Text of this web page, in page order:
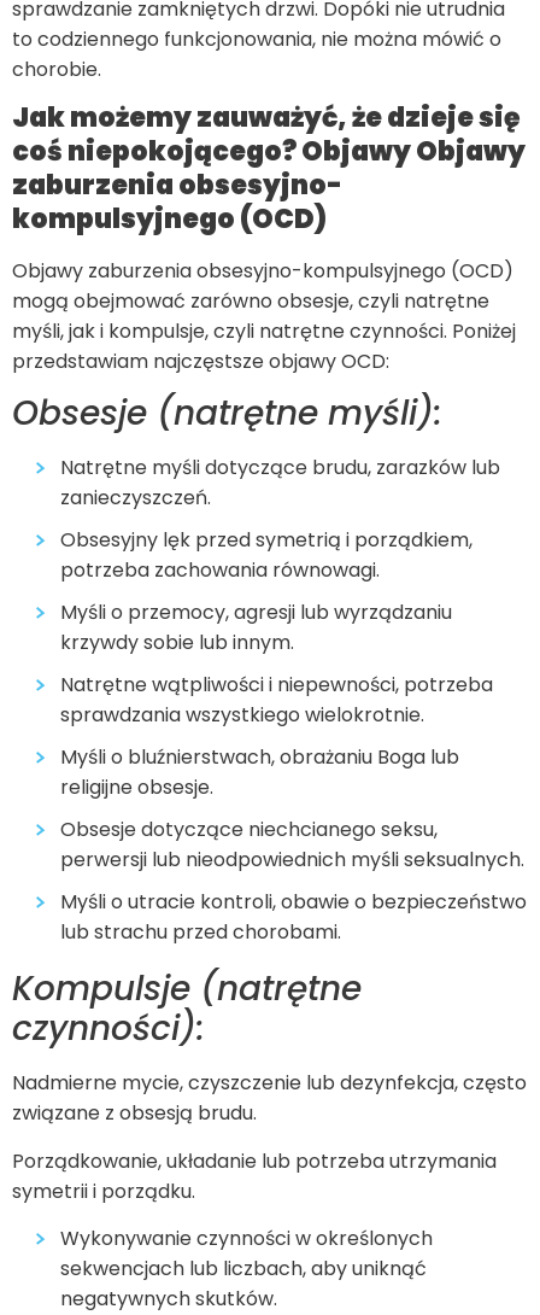
sprawdzanie zamkniętych drzwi. Dopóki nie utrudnia
to codziennego funkcjonowania, nie można mówić o
chorobie.
Jak możemy zauważyć, że dzieje się
coś niepokojącego? Objawy Objawy
zaburzenia obsesyjno-
kompulsyjnego (OCD)
Objawy zaburzenia obsesyjno-kompulsyjnego (OCD)
mogą obejmować zarówno obsesje, czyli natrętne
myśli, jak i kompulsje, czyli natrętne czynności. Poniżej
przedstawiam najczęstsze objawy OCD:
Obsesje (natrętne myśli):
Natrętne myśli dotyczące brudu, zarazków lub
zanieczyszczeń.
Obsesyjny lęk przed symetrią i porządkiem,
potrzeba zachowania równowagi.
Myśli o przemocy, agresji lub wyrządzaniu
krzywdy sobie lub innym.
Natrętne wątpliwości i niepewności, potrzeba
sprawdzania wszystkiego wielokrotnie.
Myśli o bluźnierstwach, obrażaniu Boga lub
religijne obsesje.
Obsesje dotyczące niechcianego seksu,
perwersji lub nieodpowiednich myśli seksualnych.
Myśli o utracie kontroli, obawie o bezpieczeństwo
lub strachu przed chorobami.
Kompulsje (natrętne
czynności):
Nadmierne mycie, czyszczenie lub dezynfekcja, często
związane z obsesją brudu.
Porządkowanie, układanie lub potrzeba utrzymania
symetrii i porządku.
Wykonywanie czynności w określonych
sekwencjach lub liczbach, aby uniknąć
negatywnych skutków.